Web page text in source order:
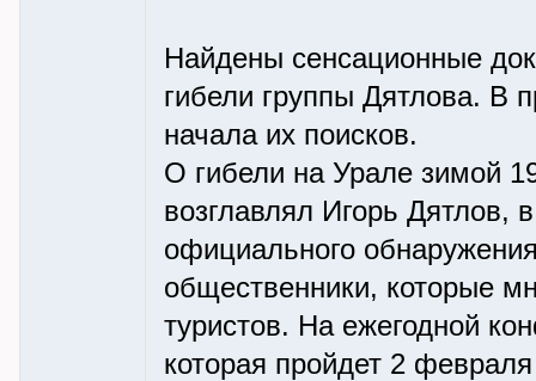
Найдены сенсационные
гибели группы Дятлова. В
начала их поисков.
О гибели на Урале зимой
возглавлял Игорь Дятлов,
официального
общественники, которые
туристов. На ежегодной
которая пройдет 2